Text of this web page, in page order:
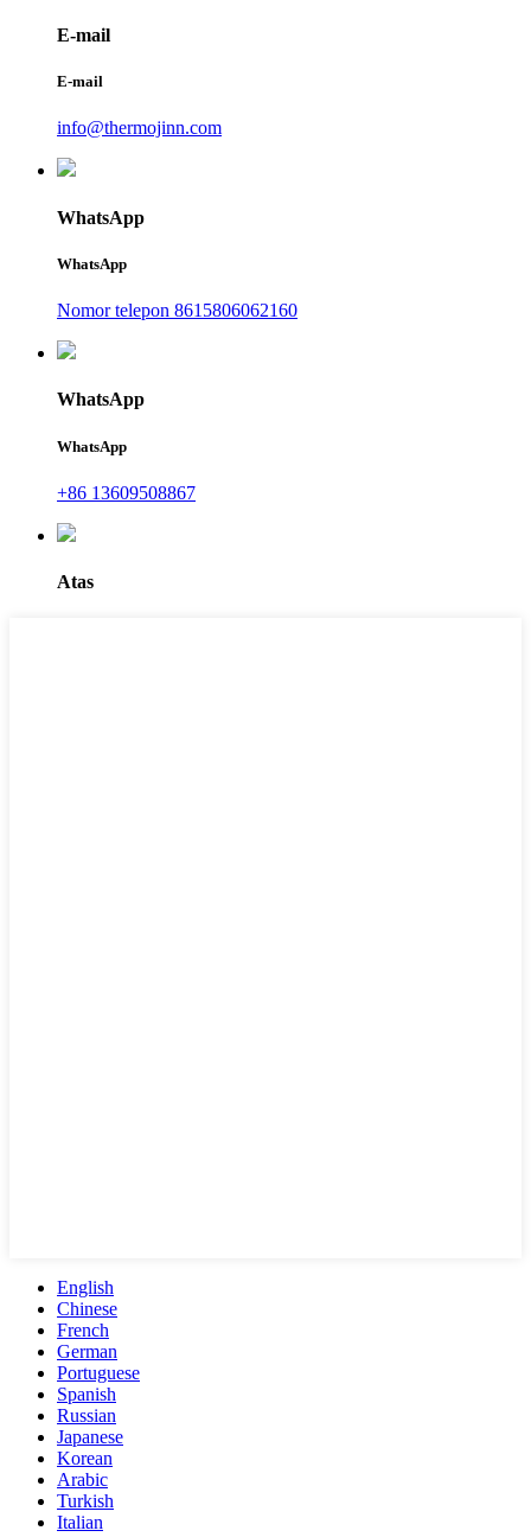
E-mail
E-mail
info@thermojinn.com
WhatsApp
WhatsApp
Nomor telepon 8615806062160
WhatsApp
WhatsApp
+86 13609508867
Atas
English
Chinese
French
German
Portuguese
Spanish
Russian
Japanese
Korean
Arabic
Turkish
Italian